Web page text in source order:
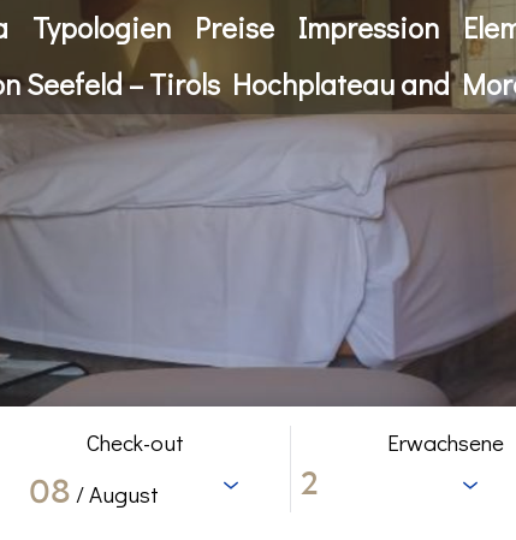
Typologien Preise Impression
Seefeld – Tirols Hochplateau and
Check-out
08 / August
Erwachsene